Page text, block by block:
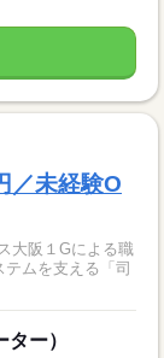
／未経験O
大阪１Gによる職
ムを支える「司
ー）